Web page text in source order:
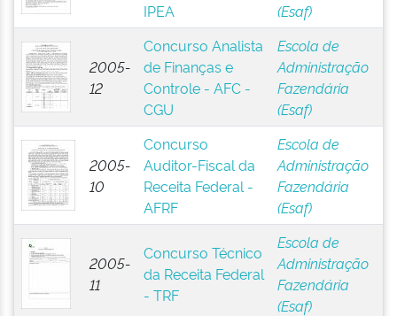
IPEA
(Esaf)
2005-
12
Concurso Analista
de Finanças e
Controle - AFC -
CGU
Escola de
Administração
Fazendária
(Esaf)
2005-
10
Concurso
Auditor-Fiscal da
Receita Federal -
AFRF
Escola de
Administração
Fazendária
(Esaf)
2005-
11
Concurso Técnico
da Receita Federal
- TRF
Escola de
Administração
Fazendária
(Esaf)